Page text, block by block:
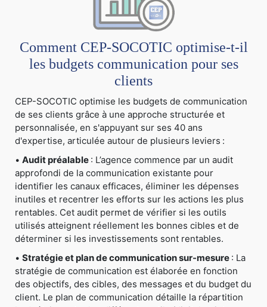
Comment CEP-SOCOTIC optimise-t-il
les budgets communication pour ses
clients
CEP-SOCOTIC optimise les budgets de communication
de ses clients grâce à une approche structurée et
personnalisée, en s'appuyant sur ses 40 ans
d'expertise, articulée autour de plusieurs leviers :
• Audit préalable : L’agence commence par un audit
approfondi de la communication existante pour
identifier les canaux efficaces, éliminer les dépenses
inutiles et recentrer les efforts sur les actions les plus
rentables. Cet audit permet de vérifier si les outils
utilisés atteignent réellement les bonnes cibles et de
déterminer si les investissements sont rentables.
• Stratégie et plan de communication sur-mesure : La
stratégie de communication est élaborée en fonction
des objectifs, des cibles, des messages et du budget du
client. Le plan de communication détaille la répartition